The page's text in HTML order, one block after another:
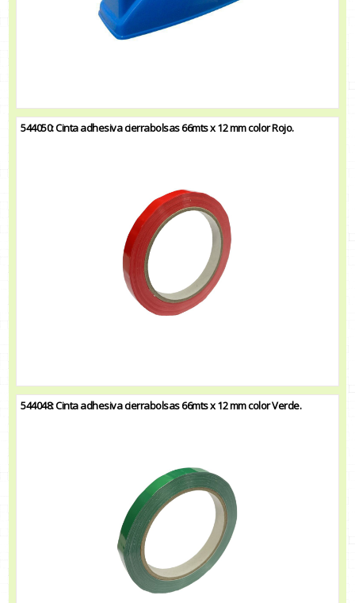
544050: Cinta adhesiva cierrabolsas 66mts x 12 mm color Rojo.
544048: Cinta adhesiva cierrabolsas 66mts x 12 mm color Verde.